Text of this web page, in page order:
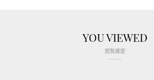
YOU VIEWED
閲覧履歴